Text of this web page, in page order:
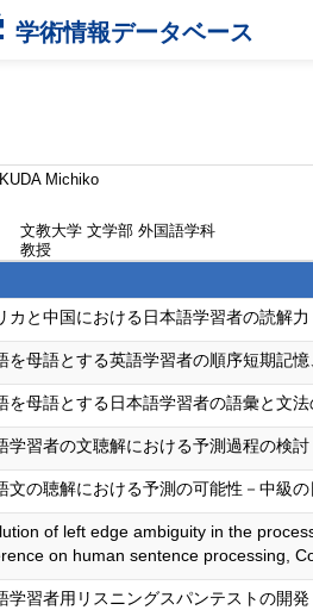
学術情報データベース
Michiko
文教大学 文学部 外国語学科
教授
カと中国における日本語学習者の読解
を母語とする英語学習者の順序短期記
を母語とする日本語学習者の語彙と文
学習者の文聴解における予測過程の検
文の聴解における予測の可能性－中級
of left edge ambiguity in the
on human sentence processing,
学習者用リスニングスパンテストの開